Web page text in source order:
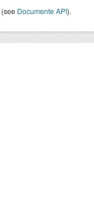
(see Documente API).